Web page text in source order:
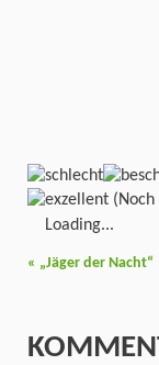
Loading...
« „Jäger der Nacht“